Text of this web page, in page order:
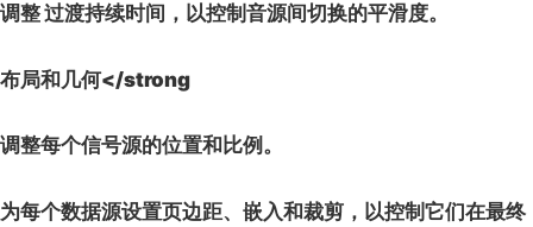
调整过渡持续时间 ，以控制音源间切换的平滑度。
布局和几何</strong
调整每个信号源的位置和 比例 。
为每个数据源设置页边距、嵌入和裁剪，以控制它们在最终